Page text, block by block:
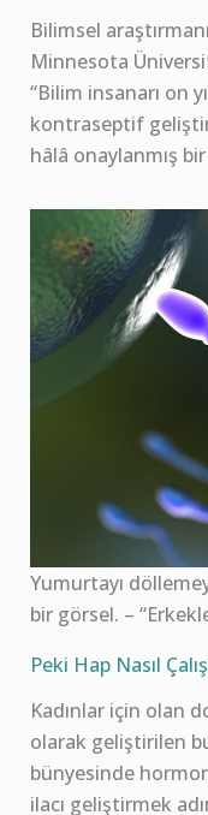
Bilimsel
Minnesota
“Bilim insanarı on
kontraseptif
hâlâ onaylanmış
Yumurtayı
bir görsel. –
Peki Hap Nasıl
Kadınlar için olan
olarak geliştirilen
bünyesinde
ilacı geliştirmek